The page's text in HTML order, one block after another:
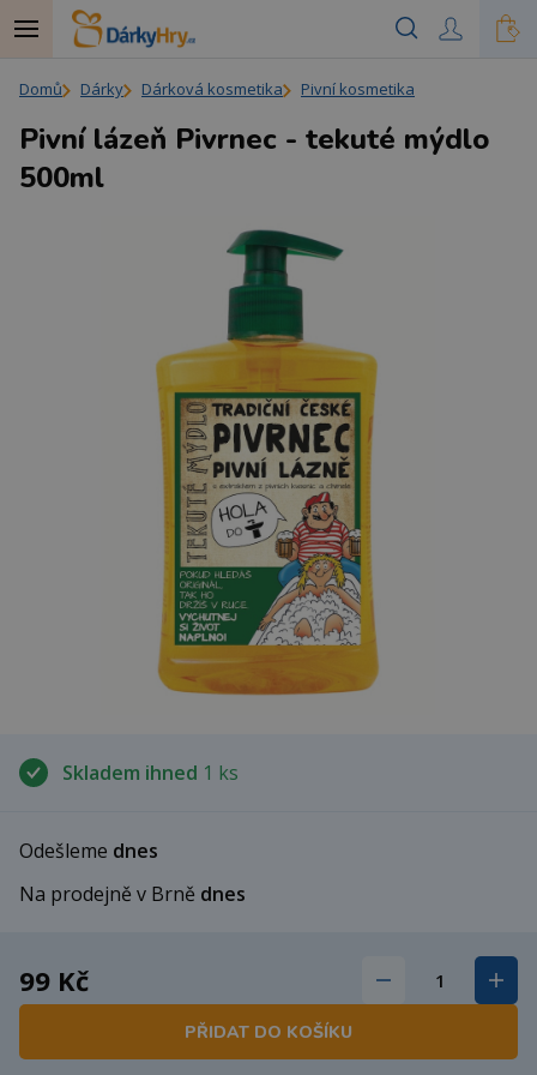
Domů Dárky Dárková kosmetika Pivní kosmetika
Skladem ihned 1 ks
Odešleme dnes
Na prodejně v Brně dnes
99 Kč
PŘIDAT DO KOŠÍKU
Pivní lázeň Pivrnec - tekuté mýdlo
500ml